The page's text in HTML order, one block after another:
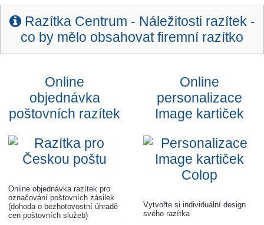
Razítka Centrum - Náležitosti razítek -
co by mělo obsahovat firemní razítko
Online
objednávka
poštovních razítek
Online objednávka razítek pro
označování poštovních zásilek
(dohoda o bezhotovostní úhradě
cen poštovních služeb)
Online
personalizace
Image kartiček
Vytvořte si individuální design
svého razítka